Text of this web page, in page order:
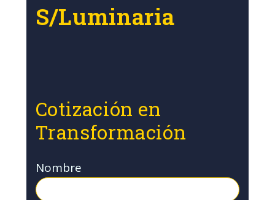
S/Luminaria
Cotización en
Transformación
Nombre